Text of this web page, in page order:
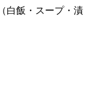
白飯・スープ・漬